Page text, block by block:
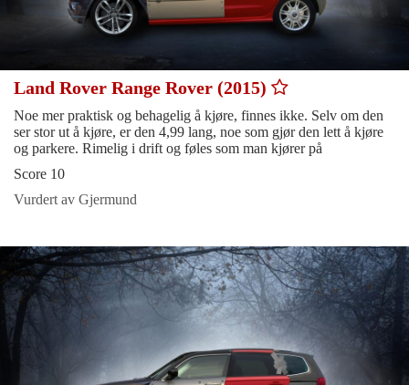
Land Rover Range Rover (2015)
Noe mer praktisk og behagelig å kjøre, finnes ikke. Selv om den
ser stor ut å kjøre, er den 4,99 lang, noe som gjør den lett å kjøre
og parkere. Rimelig i drift og føles som man kjører på
Score 10
Vurdert av Gjermund